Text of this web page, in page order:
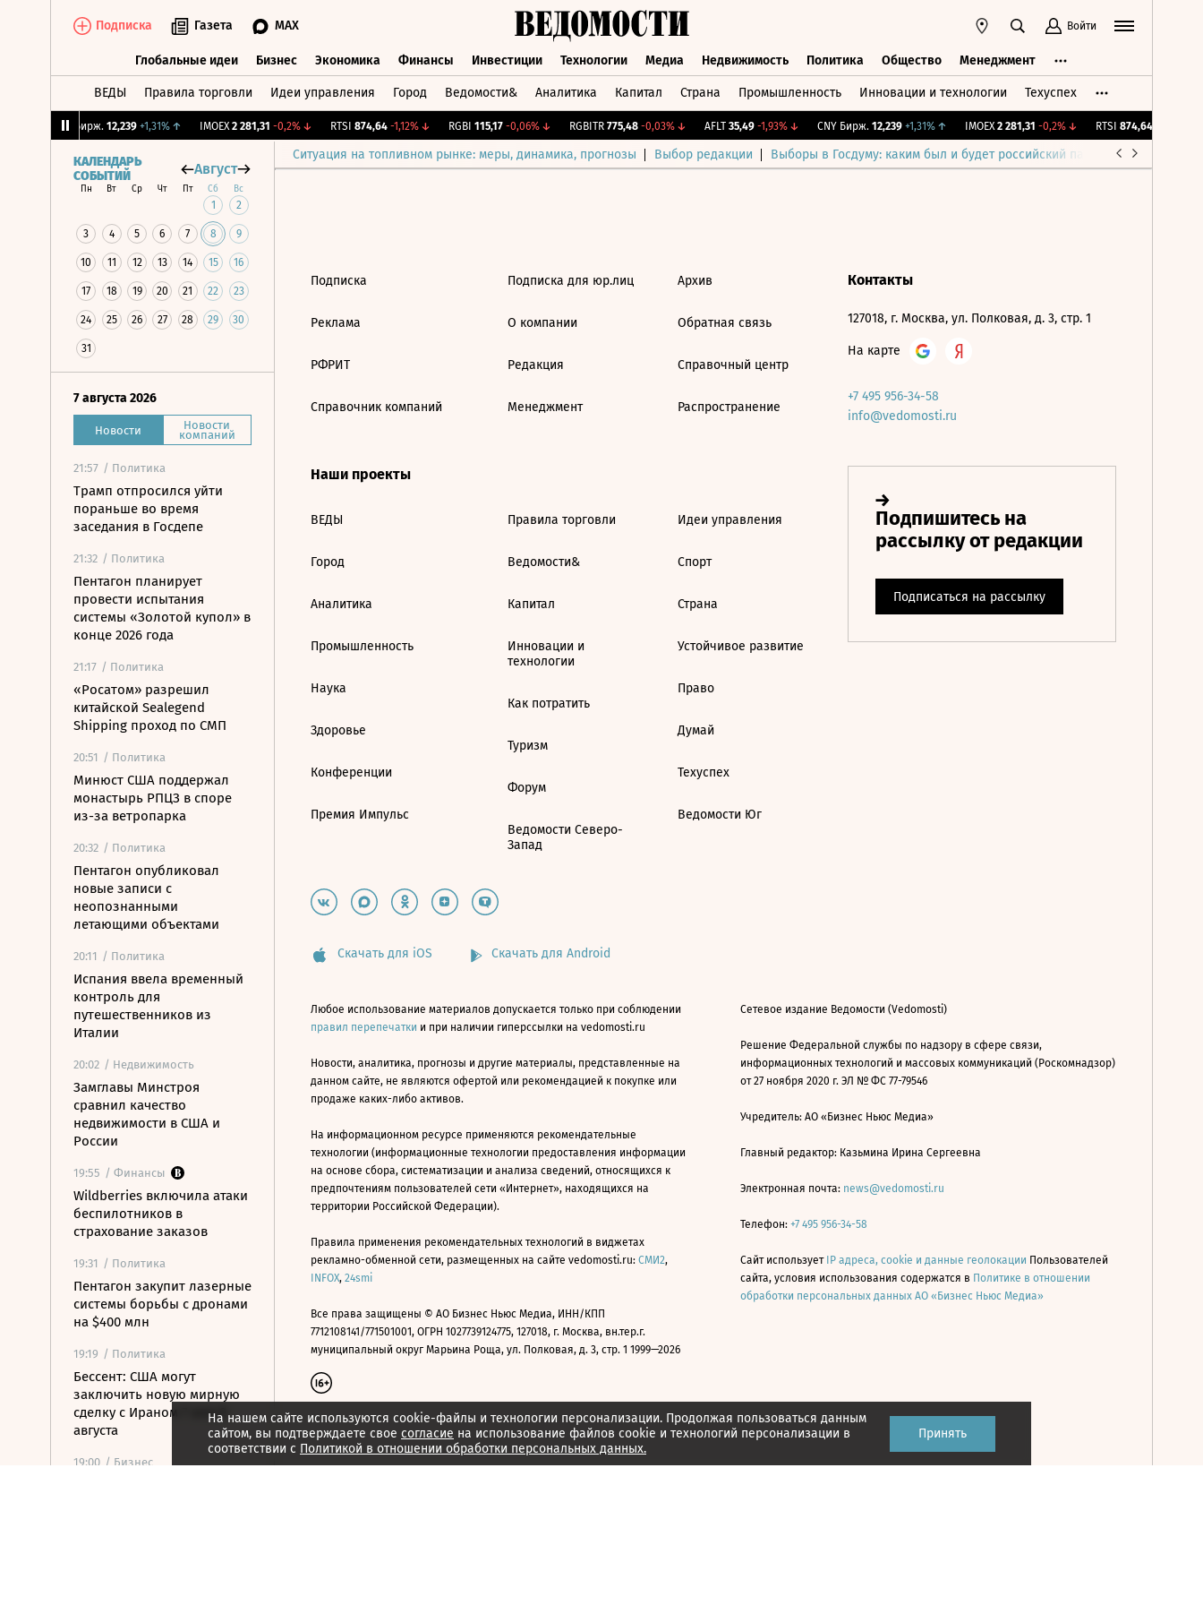
Подписка Газета MAX Войти
Глобальные идеи Бизнес Экономика Финансы Инвестиции Технологии Медиа Недвижимость Политика Общество Менеджмент
ВЕДЫ Правила торговли Идеи управления Город Ведомости& Аналитика Капитал Страна Промышленность Инновации и технологии Техуспех
CNY Бирж. 12,239 +1,31%↑ IMOEX 2 281,31 -0,2%↓ RTSI 874,64 -1,12%↓ RGBI 115,17 -0,06%↓ RGBITR 775,48 -0,03%↓ AFLT 35,49 -1,93%↓ CNY Бирж. 12,239 +1,31%↑ IMOEX 2 281,31 -0,2%↓ RTSI 874,64 -1,12%
Ситуация на топливном рынке: меры, динамика, прогнозы Выбор редакции Выборы в Госдуму: каким был и будет российский парламент
КАЛЕНДАРЬ
СОБЫТИЙ
Август
Пн Вт Ср Чт Пт Сб Вс
1 2
3 4 5 6 7 8 9
10 11 12 13 14 15 16
17 18 19 20 21 22 23
24 25 26 27 28 29 30
31
7 августа 2026
Новости Новости
компаний
21:57 / Политика
Трамп отпросился уйти
пораньше во время
заседания в Госдепе
21:32 / Политика
Пентагон планирует
провести испытания
системы «Золотой купол» в
конце 2026 года
21:17 / Политика
«Росатом» разрешил
китайской Sealegend
Shipping проход по СМП
20:51 / Политика
Минюст США поддержал
монастырь РПЦЗ в споре
из-за ветропарка
20:32 / Политика
Пентагон опубликовал
новые записи с
неопознанными
летающими объектами
20:11 / Политика
Испания ввела временный
контроль для
путешественников из
Италии
20:02 / Недвижимость
Замглавы Минстроя
сравнил качество
недвижимости в США и
России
19:55 / Финансы
Wildberries включила атаки
беспилотников в
страхование заказов
19:31 / Политика
Пентагон закупит лазерные
системы борьбы с дронами
на $400 млн
19:19 / Политика
Бессент: США могут
заключить новую мирную
сделку с Ираном 7 или 8
августа
19:00 / Бизнес
На нашем сайте используются cookie-файлы и технологии персонализации. Продолжая пользоваться данным
сайтом, вы подтверждаете свое согласие на использование файлов cookie и технологий персонализации в
соответствии с Политикой в отношении обработки персональных данных.
Принять
Подписка
Реклама
РФРИТ
Справочник компаний
Подписка для юр.лиц
О компании
Редакция
Менеджмент
Архив
Обратная связь
Справочный центр
Распространение
Наши проекты
ВЕДЫ
Город
Аналитика
Промышленность
Наука
Здоровье
Конференции
Премия Импульс
Правила торговли
Ведомости&
Капитал
Инновации и
технологии
Как потратить
Туризм
Форум
Ведомости Северо-
Запад
Идеи управления
Спорт
Страна
Устойчивое развитие
Право
Думай
Техуспех
Ведомости Юг
Контакты
127018, г. Москва, ул. Полковая, д. 3, стр. 1
На карте
+7 495 956-34-58
info@vedomosti.ru
Скачать для iOS Скачать для Android
Любое использование материалов допускается только при соблюдении
правил перепечатки и при наличии гиперссылки на vedomosti.ru
Новости, аналитика, прогнозы и другие материалы, представленные на
данном сайте, не являются офертой или рекомендацией к покупке или
продаже каких-либо активов.
На информационном ресурсе применяются рекомендательные
технологии (информационные технологии предоставления информации
на основе сбора, систематизации и анализа сведений, относящихся к
предпочтениям пользователей сети «Интернет», находящихся на
территории Российской Федерации).
Правила применения рекомендательных технологий в виджетах
рекламно-обменной сети, размещенных на сайте vedomosti.ru: СМИ2,
INFOX, 24smi
Все права защищены © АО Бизнес Ньюс Медиа, ИНН/КПП
7712108141/771501001, ОГРН 1027739124775, 127018, г. Москва, вн.тер.г.
муниципальный округ Марьина Роща, ул. Полковая, д. 3, стр. 1 1999—2026
Сетевое издание Ведомости (Vedomosti)
Решение Федеральной службы по надзору в сфере связи,
информационных технологий и массовых коммуникаций (Роскомнадзор)
от 27 ноября 2020 г. ЭЛ № ФС 77-79546
Учредитель: АО «Бизнес Ньюс Медиа»
Главный редактор: Казьмина Ирина Сергеевна
Электронная почта: news@vedomosti.ru
Телефон: +7 495 956-34-58
Сайт использует IP адреса, cookie и данные геолокации Пользователей
сайта, условия использования содержатся в Политике в отношении
обработки персональных данных АО «Бизнес Ньюс Медиа»